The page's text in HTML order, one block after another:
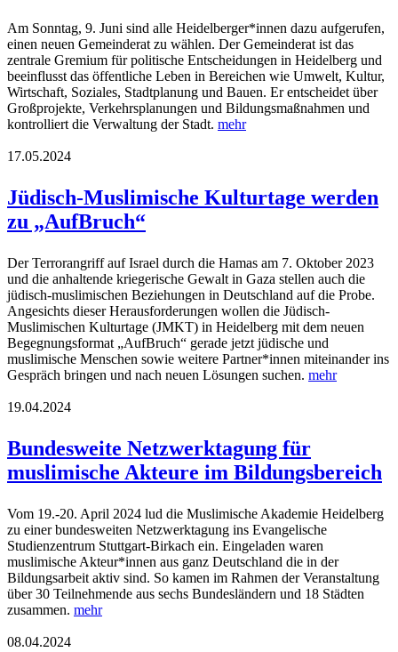
Am Sonntag, 9. Juni sind alle Heidelberger*innen dazu aufgerufen,
einen neuen Gemeinderat zu wählen. Der Gemeinderat ist das
zentrale Gremium für politische Entscheidungen in Heidelberg und
beeinflusst das öffentliche Leben in Bereichen wie Umwelt, Kultur,
Wirtschaft, Soziales, Stadtplanung und Bauen. Er entscheidet über
Großprojekte, Verkehrsplanungen und Bildungsmaßnahmen und
kontrolliert die Verwaltung der Stadt. mehr
17.05.2024
Jüdisch-Muslimische Kulturtage werden
zu „AufBruch“
Der Terrorangriff auf Israel durch die Hamas am 7. Oktober 2023
und die anhaltende kriegerische Gewalt in Gaza stellen auch die
jüdisch-muslimischen Beziehungen in Deutschland auf die Probe.
Angesichts dieser Herausforderungen wollen die Jüdisch-
Muslimischen Kulturtage (JMKT) in Heidelberg mit dem neuen
Begegnungsformat „AufBruch“ gerade jetzt jüdische und
muslimische Menschen sowie weitere Partner*innen miteinander ins
Gespräch bringen und nach neuen Lösungen suchen. mehr
19.04.2024
Bundesweite Netzwerktagung für
muslimische Akteure im Bildungsbereich
Vom 19.-20. April 2024 lud die Muslimische Akademie Heidelberg
zu einer bundesweiten Netzwerktagung ins Evangelische
Studienzentrum Stuttgart-Birkach ein. Eingeladen waren
muslimische Akteur*innen aus ganz Deutschland die in der
Bildungsarbeit aktiv sind. So kamen im Rahmen der Veranstaltung
über 30 Teilnehmende aus sechs Bundesländern und 18 Städten
zusammen. mehr
08.04.2024